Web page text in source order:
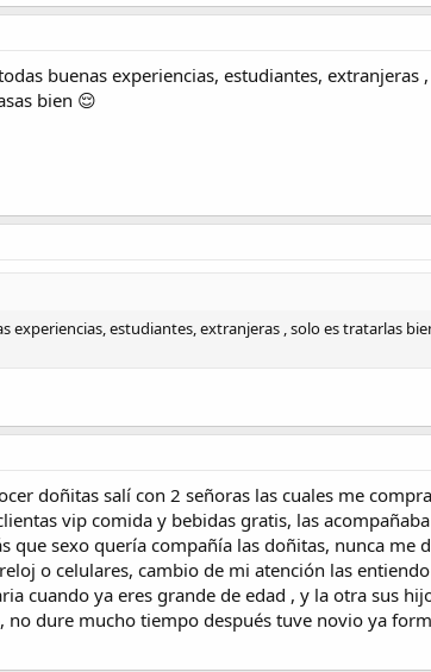
buenas experiencias, estudiantes, extranjeras
bien 😌
experiencias, estudiantes, extranjeras , solo es tratarlas
doñitas salí con 2 señoras las cuales me
vip comida y bebidas gratis, las
que sexo quería compañía las doñitas, nunca me
o celulares, cambio de mi atención las
cuando ya eres grande de edad , y la otra sus
dure mucho tiempo después tuve novio ya